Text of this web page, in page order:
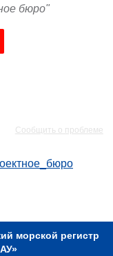
бюро"
Сообщить о проблеме
морской регистр